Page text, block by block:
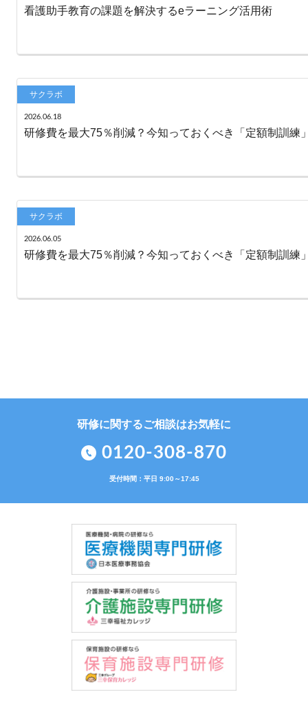
看護助手教育の課題を解決するeラーニング活用術
サクラボ
2026.06.18
研修費を最大75％削減？今知っておくべき「定額制訓練
サクラボ
2026.06.05
研修費を最大75％削減？今知っておくべき「定額制訓練
研修に関するご相談はお気軽に
0120-308-870
受付時間：平日 9:00～17:45